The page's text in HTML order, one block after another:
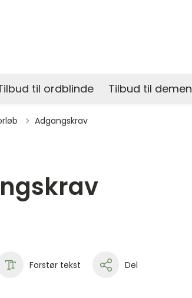
til ordblinde Tilbud til
Adgangskrav
Forstør tekst Del